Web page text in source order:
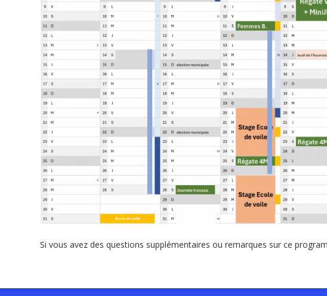
Si vous avez des questions supplémentaires ou remarques sur ce